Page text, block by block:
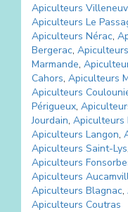
Apiculteurs
Apiculteurs Le
Apiculteurs Nérac,
Bergerac, Apiculteurs
Marmande,
Cahors, Apiculteurs
Apiculteurs
Périgueux,
Jourdain, Apiculteurs
Apiculteurs Langon,
Apiculteurs Saint-Lys,
Apiculteurs
Apiculteurs
Apiculteurs Blagnac,
Apiculteurs Coutras